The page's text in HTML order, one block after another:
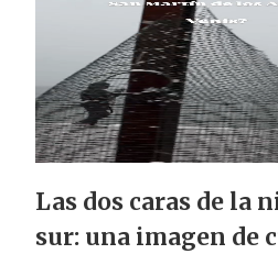
Las dos caras de la
sur: una imagen de